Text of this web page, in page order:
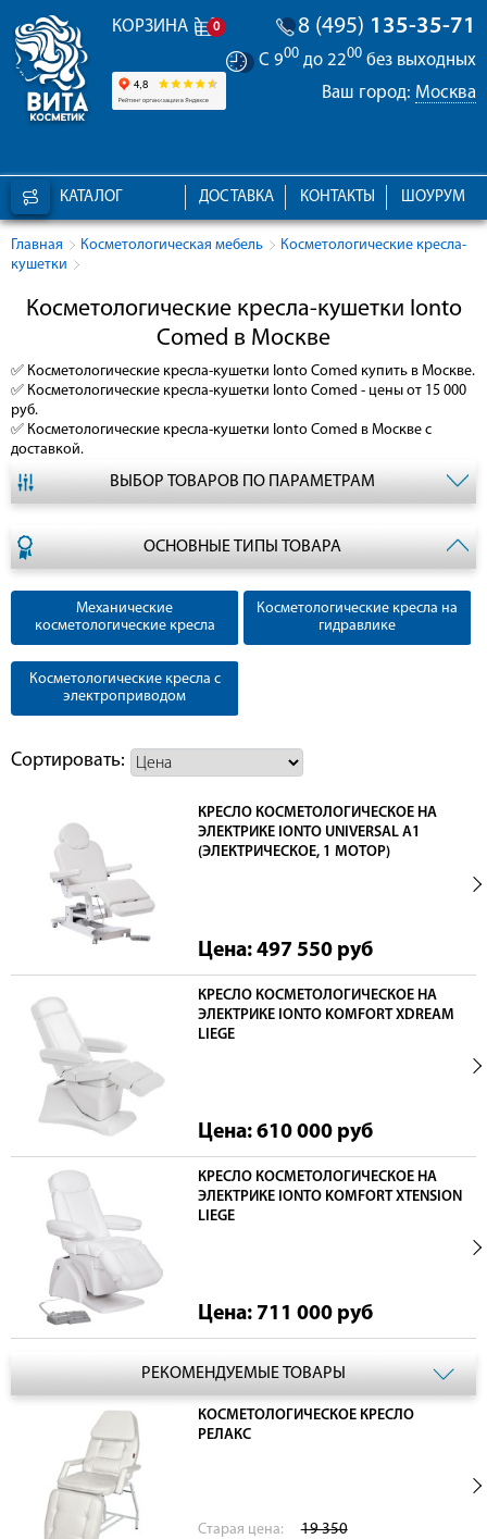
КОРЗИНА 0 8 (495) 135-35-71
С 900 до 2200 без выходных
Ваш город: Москва
КАТАЛОГ ШОУРУМ
КОНТАКТЫ
ДОСТАВКА
Главная Косметологическая мебель
Косметологические кресла-
кушетки
Косметологические кресла-кушетки Ionto
Comed в Москве
✅ Косметологические кресла-кушетки Ionto Comed купить в Москве.
✅ Косметологические кресла-кушетки Ionto Comed - цены от 15 000
руб.
✅ Косметологические кресла-кушетки Ionto Comed в Москве с
доставкой.
ВЫБОР ТОВАРОВ ПО ПАРАМЕТРАМ
ОСНОВНЫЕ ТИПЫ ТОВАРА
Механические
косметологические кресла
Косметологические кресла на
гидравлике
Косметологические кресла с
электроприводом
Сортировать:
КРЕСЛО КОСМЕТОЛОГИЧЕСКОЕ НА
ЭЛЕКТРИКЕ IONTO UNIVERSAL А1
(ЭЛЕКТРИЧЕСКОЕ, 1 МОТОР)
Цена: 497 550 руб
КРЕСЛО КОСМЕТОЛОГИЧЕСКОЕ НА
ЭЛЕКТРИКЕ IONTO KOMFORT XDREAM
LIEGE
Цена: 610 000 руб
КРЕСЛО КОСМЕТОЛОГИЧЕСКОЕ НА
ЭЛЕКТРИКЕ IONTO KOMFORT XTENSION
LIEGE
Цена: 711 000 руб
РЕКОМЕНДУЕМЫЕ ТОВАРЫ
КОСМЕТОЛОГИЧЕСКОЕ КРЕСЛО
РЕЛАКС
Cтарая цена:
19 350